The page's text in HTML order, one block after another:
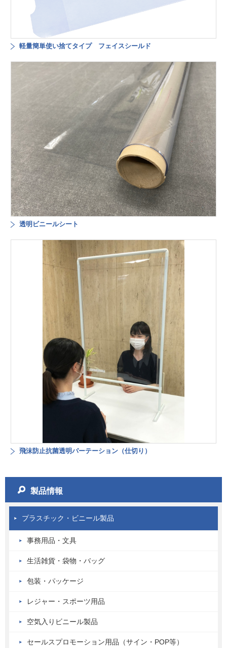
軽量簡単使い捨てタイプ フェイスシールド
透明ビニールシート
飛沫防止抗菌透明パーテーション（仕切り）
製品情報
プラスチック・ビニール製品
事務用品・文具
生活雑貨・袋物・バッグ
包装・パッケージ
レジャー・スポーツ用品
空気入りビニール製品
セールスプロモーション用品（サイン・POP等）